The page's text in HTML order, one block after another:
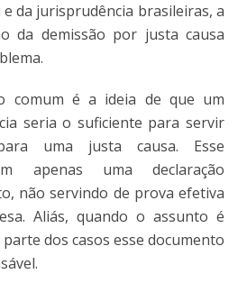
da jurisprudência brasileiras, a
da demissão por justa causa
comum é a ideia de que um
seria o suficiente para servir
uma justa causa. Esse
apenas uma declaração
não servindo de prova efetiva
Aliás, quando o assunto é
dos casos esse documento